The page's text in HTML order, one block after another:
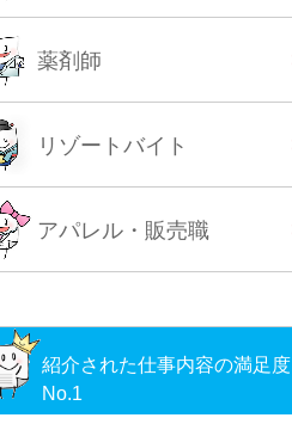
薬剤師
リゾートバイト
アパレル・販売職
紹介された仕事内容の満足度
No.1